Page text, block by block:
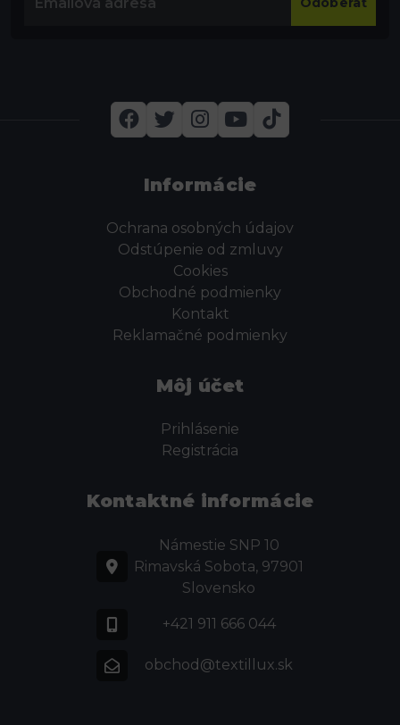
Informácie
Ochrana osobných údajov
Odstúpenie od zmluvy
Cookies
Obchodné podmienky
Kontakt
Reklamačné podmienky
Môj účet
Prihlásenie
Registrácia
Kontaktné informácie
Námestie SNP 10
Rimavská Sobota, 97901
Slovensko
+421 911 666 044
obchod@textillux.sk